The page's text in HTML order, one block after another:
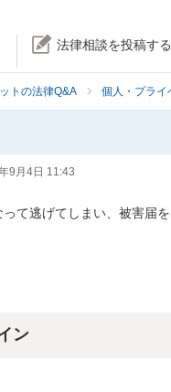
法律相談を投稿する
トの法律Q&A 個人・プライ
9月4日 11:43
て逃げてしまい、被害届を
ン